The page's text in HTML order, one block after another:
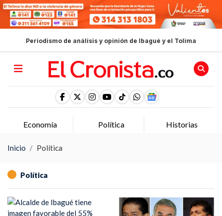
Periodismo de análisis y opinión de Ibagué y el Tolima
Economía Política Historias
Inicio Política
Política